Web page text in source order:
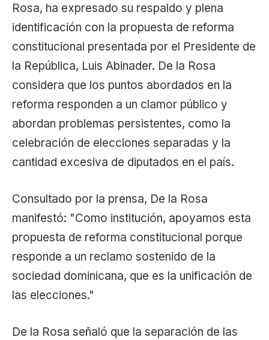
Rosa, ha expresado su respaldo y plena
identificación con la propuesta de reforma
constitucional presentada por el Presidente de
la República, Luis Abinader. De la Rosa
considera que los puntos abordados en la
reforma responden a un clamor público y
abordan problemas persistentes, como la
celebración de elecciones separadas y la
cantidad excesiva de diputados en el país.
Consultado por la prensa, De la Rosa
manifestó: "Como institución, apoyamos esta
propuesta de reforma constitucional porque
responde a un reclamo sostenido de la
sociedad dominicana, que es la unificación de
las elecciones."
De la Rosa señaló que la separación de las